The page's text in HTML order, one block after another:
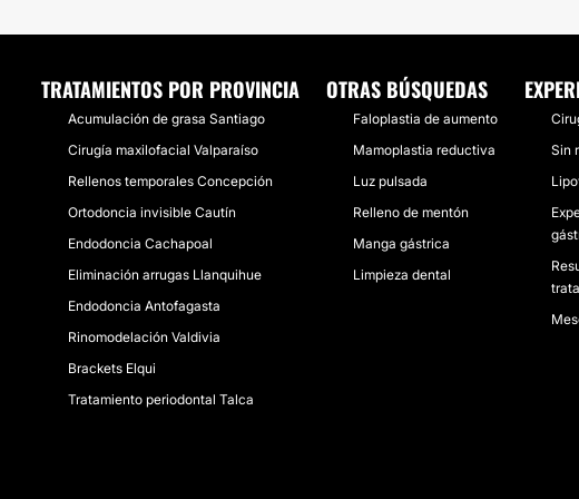
TRATAMIENTOS POR PROVINCIA
Acumulación de grasa Santiago
Cirugía maxilofacial Valparaíso
Rellenos temporales Concepción
Ortodoncia invisible Cautín
Endodoncia Cachapoal
Eliminación arrugas Llanquihue
Endodoncia Antofagasta
Rinomodelación Valdivia
Brackets Elqui
Tratamiento periodontal Talca
OTRAS BÚSQUEDAS
Faloplastia de aumento
Mamoplastia reductiva
Luz pulsada
Relleno de mentón
Manga gástrica
Limpieza dental
Sin